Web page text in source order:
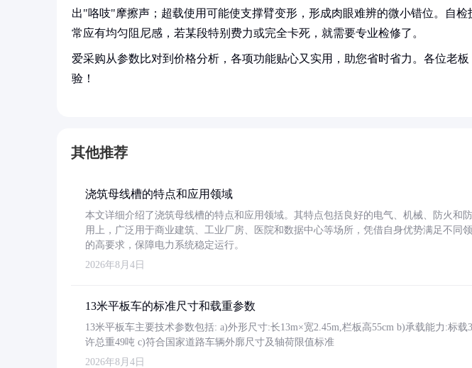
出"咯吱"摩擦声；超载使用可能使支撑臂变形，形成肉眼难辨的微小错位。自
常应有均匀阻尼感，若某段特别费力或完全卡死，就需要专业检修了。
爱采购从参数比对到价格分析，各项功能贴心又实用，助您省时省力。各位老
验！
其他推荐
浇筑母线槽的特点和应用领域
本文详细介绍了浇筑母线槽的特点和应用领域。其特点包括良好的电气、机械、防火和
用上，广泛用于商业建筑、工业厂房、医院和数据中心等场所，凭借自身优势满足不同
的高要求，保障电力系统稳定运行。
2026年8月4日
13米平板车的标准尺寸和载重参数
13米平板车主要技术参数包括: a)外形尺寸:长13m×宽2.45m,栏板高55cm b)承载能力:标载
许总重49吨 c)符合国家道路车辆外廓尺寸及轴荷限值标准
2026年8月4日